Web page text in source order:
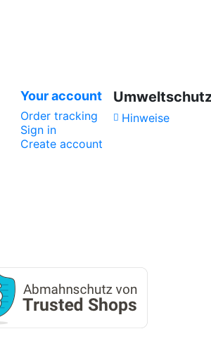
Your account
Order tracking
Sign in
Create account
Hinweise